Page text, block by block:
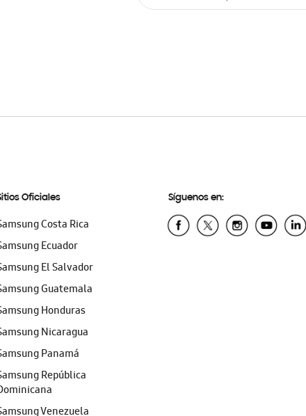
SIN
Oficiales
Costa Rica
Ecuador
El Salvador
Guatemala
Honduras
Nicaragua
Panamá
República
Venezuela
Síguenos en: